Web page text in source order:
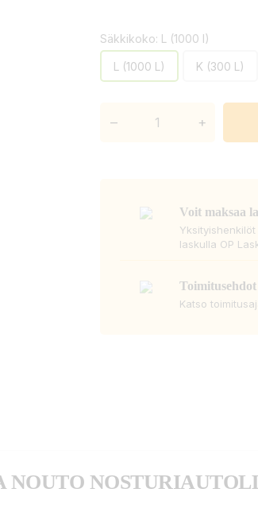
Säkkikoko: L (1000 l)
L (1000 L) K (300 L)
– +
Voit maksaa
laskulla OP
Toimitusehdot
Katso